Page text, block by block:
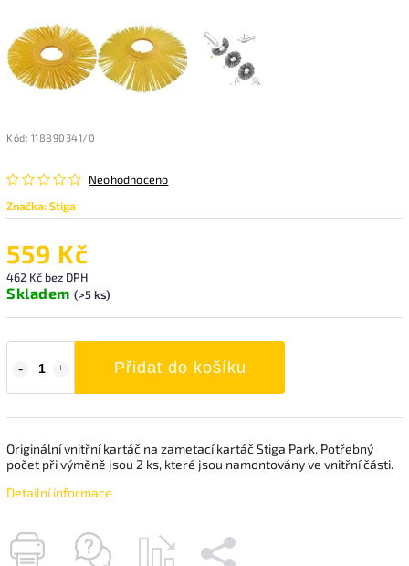
Kód: 118890341/0
Neohodnoceno
Značka:Stiga
559 Kč
462 Kč bez DPH
Skladem (>5 ks)
Přidat do košíku
Originální vnitřní kartáč na zametací kartáč Stiga Park. Potřebný
počet při výměně jsou 2 ks, které jsou namontovány ve vnitřní části.
Detailní informace